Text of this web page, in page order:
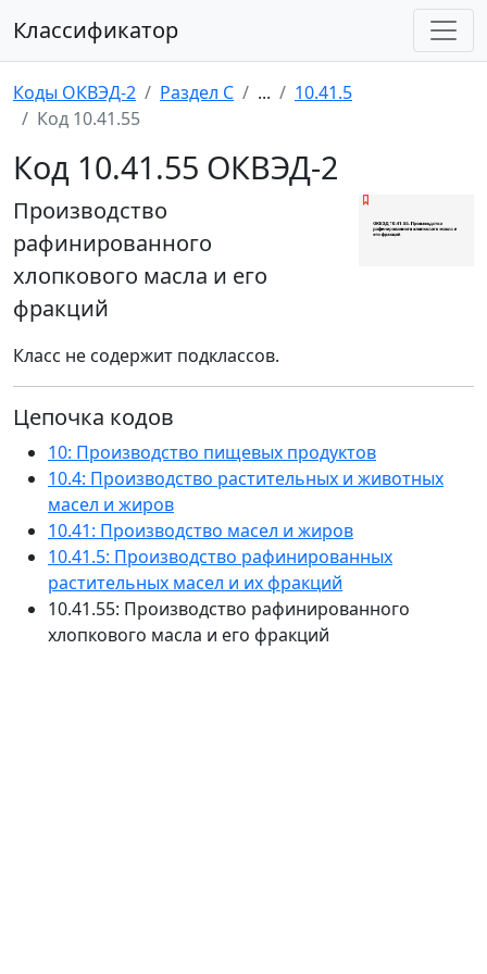
Классификатор
Коды ОКВЭД-2 Раздел C ...
10.41.5
Код 10.41.55
Код 10.41.55 ОКВЭД-2
Производство
рафинированного
хлопкового масла и его
фракций
Класс не содержит подклассов.
Цепочка кодов
10: Производство пищевых продуктов
10.4: Производство растительных и животных
масел и жиров
10.41: Производство масел и жиров
10.41.5: Производство рафинированных
растительных масел и их фракций
10.41.55: Производство рафинированного
хлопкового масла и его фракций